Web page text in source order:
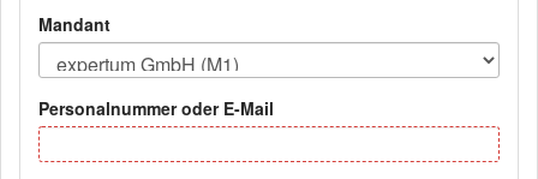
Mandant
Personalnummer oder E-Mail